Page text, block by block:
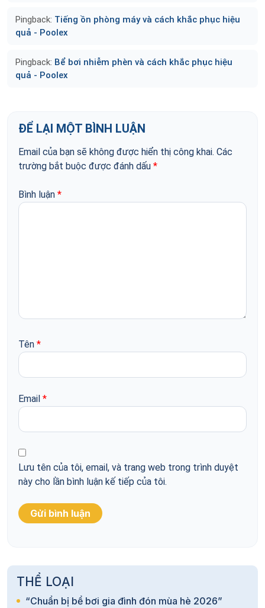
Pingback: Tiếng ồn phòng máy và cách khắc phục hiệu
quả - Poolex
Pingback: Bể bơi nhiễm phèn và cách khắc phục hiệu
quả - Poolex
ĐỂ LẠI MỘT BÌNH LUẬN
Email của bạn sẽ không được hiển thị công khai. Các
trường bắt buộc được đánh dấu *
Bình luận *
Tên *
Email *
Lưu tên của tôi, email, và trang web trong trình duyệt
này cho lần bình luận kế tiếp của tôi.
THỂ LOẠI
“Chuẩn bị bể bơi gia đình đón mùa hè 2026”